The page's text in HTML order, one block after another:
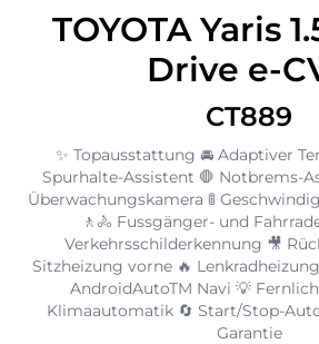
TOYOTA Yaris
Drive e-
CT889
✨ Topausstattung 🚘 Adaptiver
Spurhalte-Assistent 🛑 Notbrems-
Überwachungskamera 🚦
🚶🚴 Fussgänger- und
Verkehrsschilderkennung 🎥
Sitzheizung vorne 🔥
AndroidAutoTM Navi 💡
Klimaautomatik 🔄 Start/Stop-
Garantie